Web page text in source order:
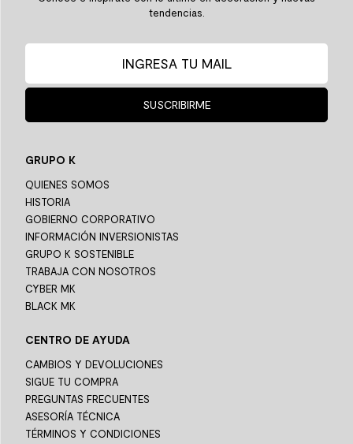
tendencias.
SUSCRIBIRME
GRUPO K
QUIENES SOMOS
HISTORIA
GOBIERNO CORPORATIVO
INFORMACIÓN INVERSIONISTAS
GRUPO K SOSTENIBLE
TRABAJA CON NOSOTROS
CYBER MK
BLACK MK
CENTRO DE AYUDA
CAMBIOS Y DEVOLUCIONES
SIGUE TU COMPRA
PREGUNTAS FRECUENTES
ASESORÍA TÉCNICA
TÉRMINOS Y CONDICIONES